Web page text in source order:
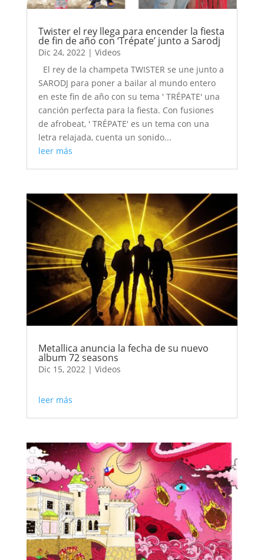
Twister el rey llega para encender la fiesta
de fin de año con ‘Trépate’ junto a Sarodj
Dic 24, 2022 | Videos
El rey de la champeta TWISTER se une junto a
SARODJ para poner a bailar al mundo entero
en este fin de año con su tema ' TRÉPATE' una
canción perfecta para la fiesta. Con fusiones
de afrobeat, ' TRÉPATE' es un tema con una
letra relajada, cuenta un sonido...
leer más
Metallica anuncia la fecha de su nuevo
album 72 seasons
Dic 15, 2022 | Videos
leer más